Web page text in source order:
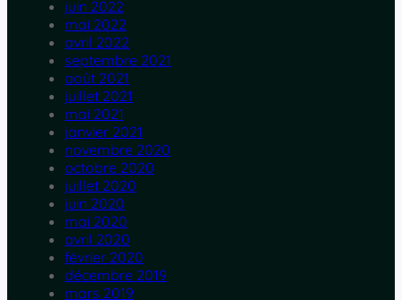
juin 2022
mai 2022
avril 2022
septembre 2021
août 2021
juillet 2021
mai 2021
janvier 2021
novembre 2020
octobre 2020
juillet 2020
juin 2020
mai 2020
avril 2020
février 2020
décembre 2019
mars 2019